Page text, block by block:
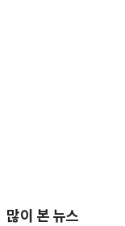
많이 본 뉴스